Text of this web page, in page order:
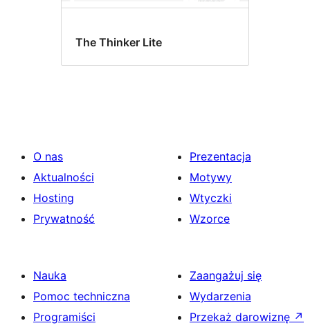
The Thinker Lite
O nas
Aktualności
Hosting
Prywatność
Prezentacja
Motywy
Wtyczki
Wzorce
Nauka
Pomoc techniczna
Programiści
Zaangażuj się
Wydarzenia
Przekaż darowiznę ↗